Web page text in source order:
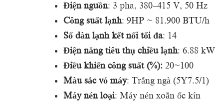
Điện nguồn: 3 pha, 380–415 V, 50 Hz
Công suất lạnh: 9HP ~ 81.900 BTU/h
Số dàn lạnh kết nối tối đa: 14
Điện năng tiêu thụ chiều lạnh: 6.88 kW
Điều khiển công suất (%): 20~100
Màu sắc vỏ máy: Trắng ngà (5Y7.5/1)
Máy nén loại: Máy nén xoắn ốc kín